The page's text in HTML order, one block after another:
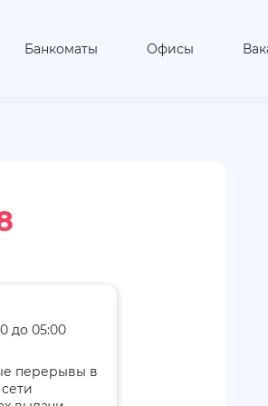
Банкоматы Офисы
до 05:00
перерывы в